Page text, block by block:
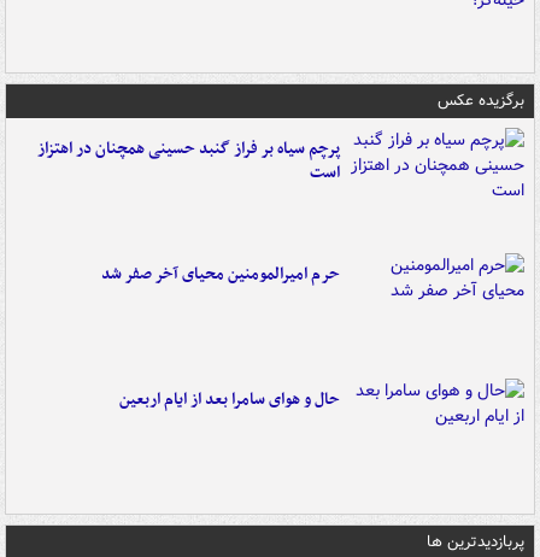
برگزیده عکس
پرچم سیاه بر فراز گنبد حسینی همچنان در اهتزاز
است
حرم امیرالمومنین محیای آخر صفر شد
حال و هوای سامرا بعد از ایام اربعین
پربازدیدترین ها